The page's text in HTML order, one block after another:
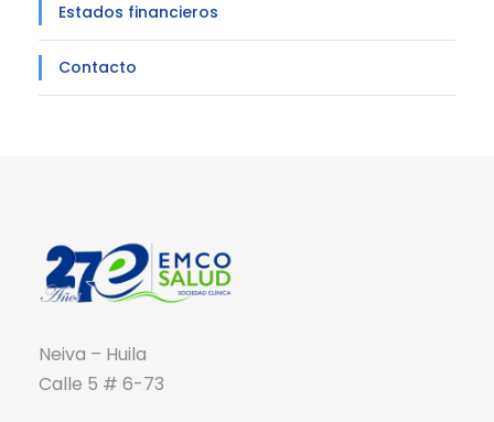
Estados financieros
Contacto
Neiva – Huila
Calle 5 # 6-73